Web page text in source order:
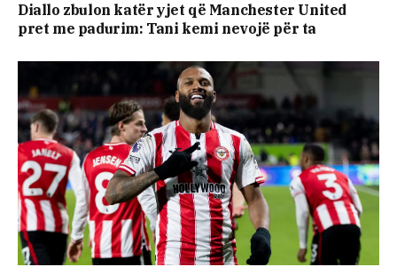
Diallo zbulon katër yjet që Manchester United
pret me padurim: Tani kemi nevojë për ta